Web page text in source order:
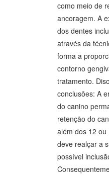
como meio de
ancoragem. A
dos dentes
através da
forma a
contorno
tratamento.
conclusões: A
do canino
retenção do
além dos 12
deve realçar a
possível